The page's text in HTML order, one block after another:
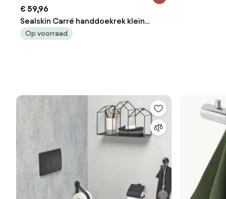
€ 59,96
Sealskin Carré handdoekrek klein
48x12x12cm mat wit
Op voorraad